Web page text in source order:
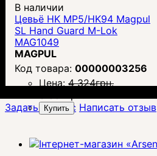
В наличии
Цевьё HK MP5/HK94 Magpul
SL Hand Guard M-Lok
MAG1049
MAGPUL
00000003256
Цена: 4 324грн.
Купить
Задать вопрос Написать отзыв